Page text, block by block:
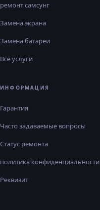
ремонт самсунг
Замена экрана
Замена батареи
Все услуги
ИНФОРМАЦИЯ
Гарантия
Часто задаваемые вопросы
Статус ремонта
политика конфиденциальности
Реквизит